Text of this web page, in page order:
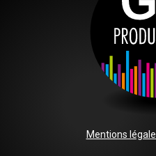
Sous
Mentions